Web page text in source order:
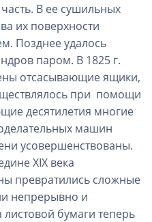
В ее сушильных
их поверхности
Позднее удалось
паром. В 1825 г.
отсасывающие ящики,
при помощи
десятилетия многие
машин
усовершенствованы.
XIX века
превратились сложные
непрерывно и
бумаги теперь